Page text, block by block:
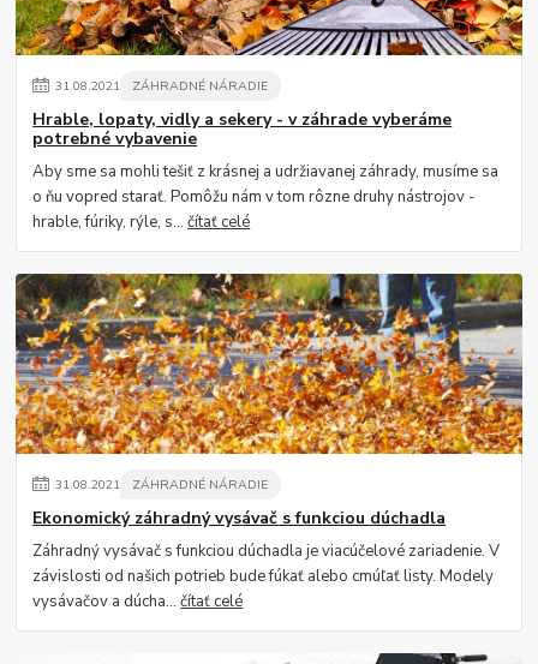
31.08.2021 ZÁHRADNÉ NÁRADIE
Hrable, lopaty, vidly a sekery - v záhrade vyberáme
potrebné vybavenie
Aby sme sa mohli tešiť z krásnej a udržiavanej záhrady, musíme sa
o ňu vopred starať. Pomôžu nám v tom rôzne druhy nástrojov -
hrable, fúriky, rýle, s...čítať celé
31.08.2021 ZÁHRADNÉ NÁRADIE
Ekonomický záhradný vysávač s funkciou dúchadla
Záhradný vysávač s funkciou dúchadla je viacúčelové zariadenie. V
závislosti od našich potrieb bude fúkať alebo cmúľať listy. Modely
vysávačov a dúcha...čítať celé